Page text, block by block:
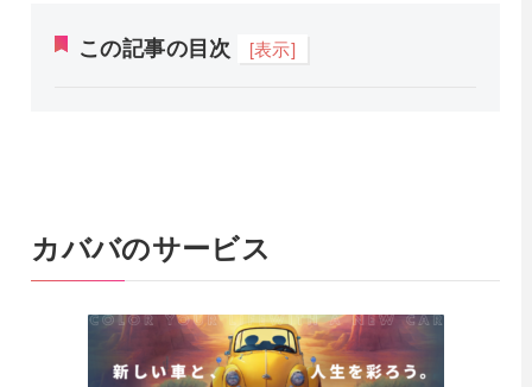
この記事の目次 [表示]
カババのサービス